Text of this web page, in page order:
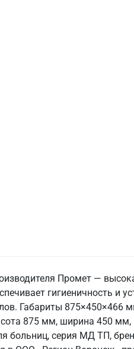
Промет —
гигиеничность и
Габариты
875 мм, ширина 450
больниц, серия МД ТП,